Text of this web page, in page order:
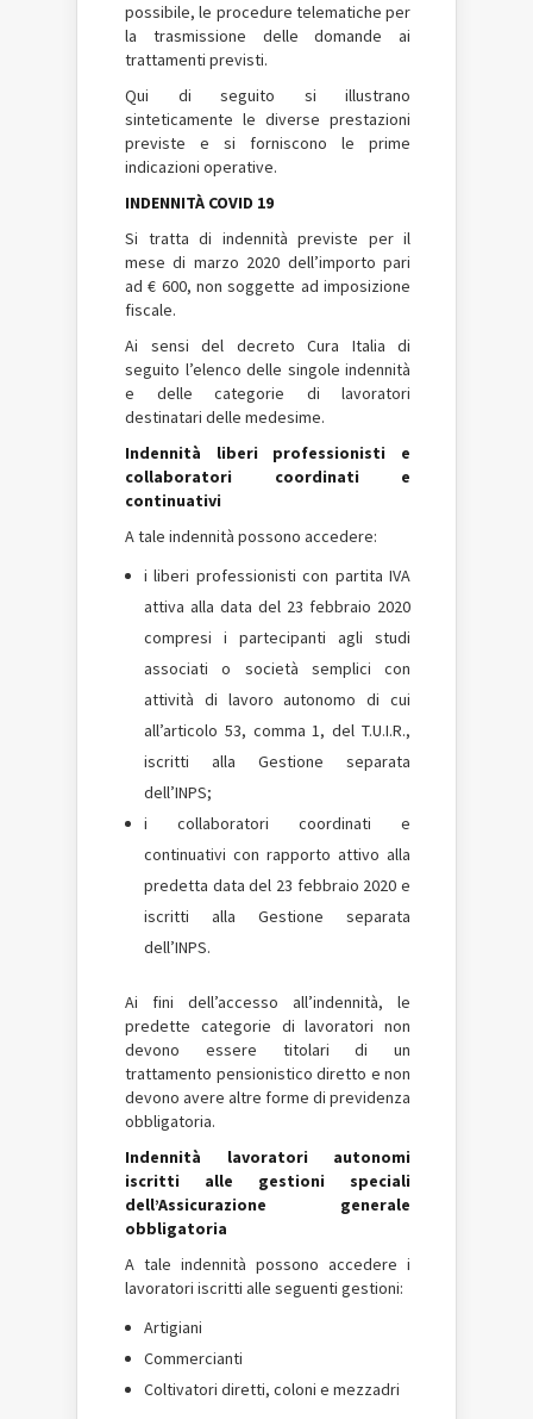
possibile, le procedure telematiche per
la trasmissione delle domande ai
trattamenti previsti.
Qui di seguito si illustrano
sinteticamente le diverse prestazioni
previste e si forniscono le prime
indicazioni operative.
INDENNITÀ COVID 19
Si tratta di indennità previste per il
mese di marzo 2020 dell’importo pari
ad € 600, non soggette ad imposizione
fiscale.
Ai sensi del decreto Cura Italia di
seguito l’elenco delle singole indennità
e delle categorie di lavoratori
destinatari delle medesime.
Indennità liberi professionisti e
collaboratori coordinati e
continuativi
A tale indennità possono accedere:
i liberi professionisti con partita IVA
attiva alla data del 23 febbraio 2020
compresi i partecipanti agli studi
associati o società semplici con
attività di lavoro autonomo di cui
all’articolo 53, comma 1, del T.U.I.R.,
iscritti alla Gestione separata
dell’INPS;
i collaboratori coordinati e
continuativi con rapporto attivo alla
predetta data del 23 febbraio 2020 e
iscritti alla Gestione separata
dell’INPS.
Ai fini dell’accesso all’indennità, le
predette categorie di lavoratori non
devono essere titolari di un
trattamento pensionistico diretto e non
devono avere altre forme di previdenza
obbligatoria.
Indennità lavoratori autonomi
iscritti alle gestioni speciali
dell’Assicurazione generale
obbligatoria
A tale indennità possono accedere i
lavoratori iscritti alle seguenti gestioni:
Artigiani
Commercianti
Coltivatori diretti, coloni e mezzadri